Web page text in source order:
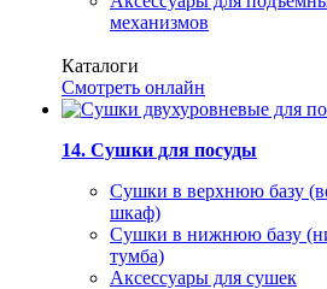
механизмов
Каталоги
Смотреть онлайн
14. Сушки для посуды
Сушки в верхнюю базу
шкаф)
Сушки в нижнюю базу
тумба)
Аксессуары для сушек